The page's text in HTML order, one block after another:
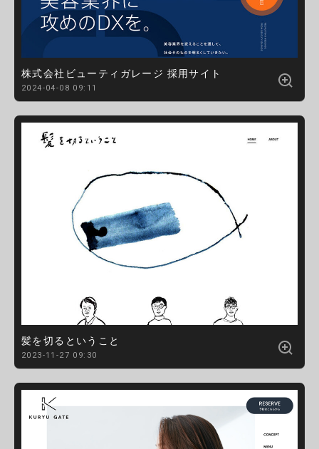
株式会社ビューティガレージ 採用サイト
2024-04-08 09:11
髪を切るということ
2023-11-27 09:30